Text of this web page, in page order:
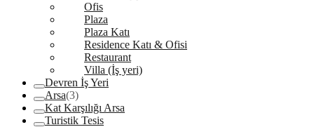
Ofis
Plaza
Plaza Katı
Residence Katı & Ofisi
Restaurant
Villa (İş yeri)
Devren İş Yeri
Arsa(3)
Kat Karşılığı Arsa
Turistik Tesis